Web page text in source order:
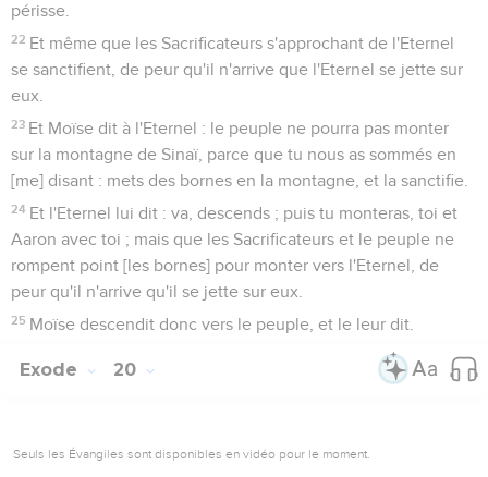
périsse.
22 Et même que les Sacrificateurs s'approchant de l'Eternel
se sanctifient, de peur qu'il n'arrive que l'Eternel se jette sur
eux.
23 Et Moïse dit à l'Eternel : le peuple ne pourra pas monter
sur la montagne de Sinaï, parce que tu nous as sommés en
[me] disant : mets des bornes en la montagne, et la sanctifie.
24 Et l'Eternel lui dit : va, descends ; puis tu monteras, toi et
Aaron avec toi ; mais que les Sacrificateurs et le peuple ne
rompent point [les bornes] pour monter vers l'Eternel, de
peur qu'il n'arrive qu'il se jette sur eux.
25 Moïse descendit donc vers le peuple, et le leur dit.
Exode 20
Seuls les Évangiles sont disponibles en vidéo pour le moment.